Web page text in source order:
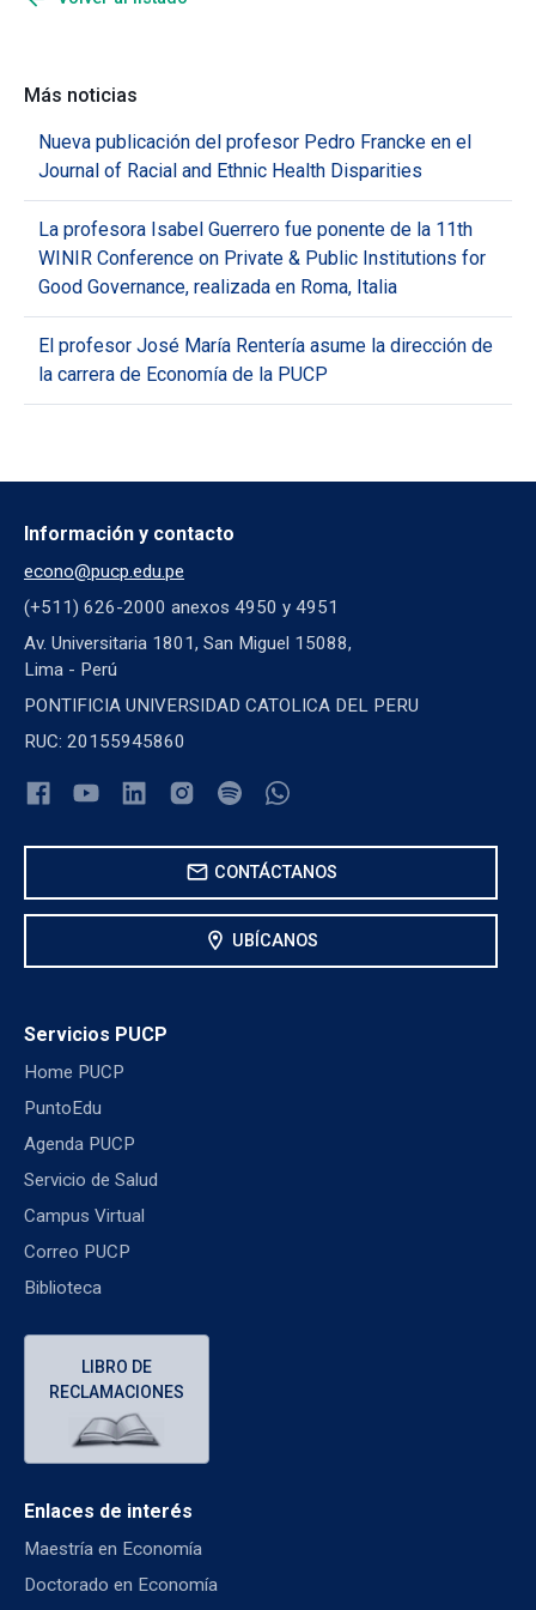
Más noticias
Nueva publicación del profesor Pedro Francke en el
Journal of Racial and Ethnic Health Disparities
La profesora Isabel Guerrero fue ponente de la 11th
WINIR Conference on Private & Public Institutions for
Good Governance, realizada en Roma, Italia
El profesor José María Rentería asume la dirección de
la carrera de Economía de la PUCP
Información y contacto
econo@pucp.edu.pe
(+511) 626-2000 anexos 4950 y 4951
Av. Universitaria 1801, San Miguel 15088,
Lima - Perú
PONTIFICIA UNIVERSIDAD CATOLICA DEL PERU
RUC: 20155945860
mail CONTÁCTANOS
location_on UBÍCANOS
Servicios PUCP
Home PUCP
PuntoEdu
Agenda PUCP
Servicio de Salud
Campus Virtual
Correo PUCP
Biblioteca
LIBRO DE
RECLAMACIONES
Enlaces de interés
Maestría en Economía
Doctorado en Economía